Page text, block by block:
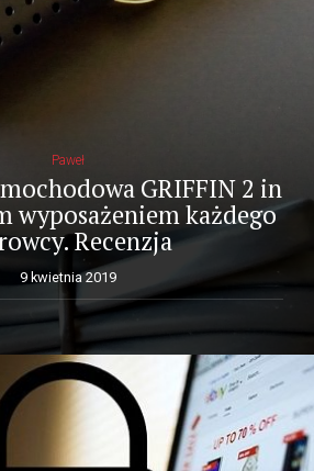
Paweł
GRIFFIN 2 in
wyposażeniem każdego
Recenzja
9 kwietnia 2019